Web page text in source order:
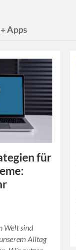
Apps
für
Welt sind
Alltag